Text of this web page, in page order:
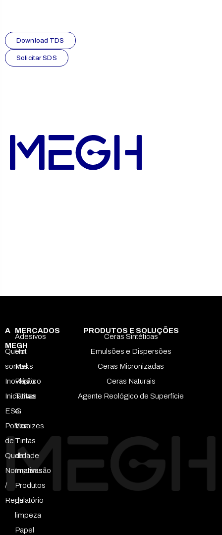
Download TDS
Solicitar SDS
A
MEGH
Quem
somos
Inovação
Iniciativas
ESG
Política
de
Qualidade
Normativas
/
Regulatório
MERCADOS
Adesivos
Hot
Melts
Plástico
Tintas
e
Vernizes
Tintas
de
Impressão
Produtos
de
limpeza
Papel
PRODUTOS E SOLUÇÕES
Ceras Sintéticas
Emulsões e Dispersões
Ceras Micronizadas
Ceras Naturais
Agente Reológico de Superfície